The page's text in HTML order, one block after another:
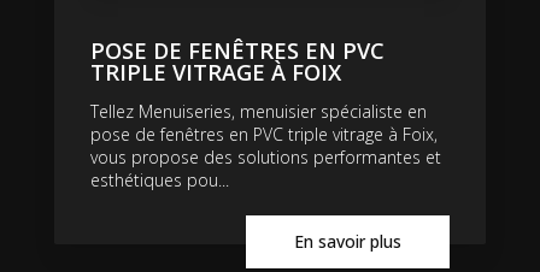
POSE DE FENÊTRES EN PVC
TRIPLE VITRAGE À FOIX
Tellez Menuiseries, menuisier spécialiste en
pose de fenêtres en PVC triple vitrage à Foix,
vous propose des solutions performantes et
esthétiques pou...
En savoir plus